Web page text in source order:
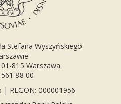
Stefana Wyszyńskiego
815 Warszawa
88 00
| REGON: 000001956